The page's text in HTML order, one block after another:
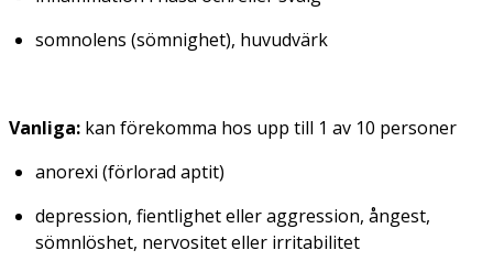
somnolens (sömnighet), huvudvärk
Vanliga: kan förekomma hos upp till 1 av 10 personer
anorexi (förlorad aptit)
depression, fientlighet eller aggression, ångest,
sömnlöshet, nervositet eller irritabilitet